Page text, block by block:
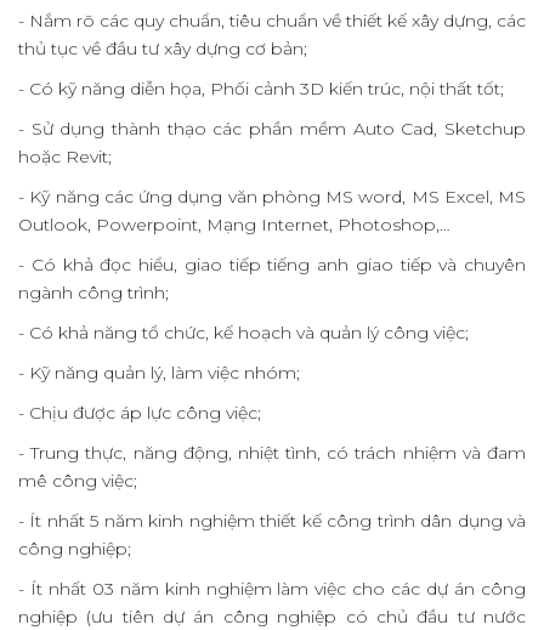
- Nắm rõ các quy chuẩn, tiêu chuẩn về thiết kế xây dựng, các
thủ tục về đầu tư xây dựng cơ bản;
- Có kỹ năng diễn họa, Phối cảnh 3D kiến trúc, nội thất tốt;
- Sử dụng thành thạo các phần mềm Auto Cad, Sketchup
hoặc Revit;
- Kỹ năng các ứng dụng văn phòng MS word, MS Excel, MS
Outlook, Powerpoint, Mạng Internet, Photoshop,…
- Có khả đọc hiểu, giao tiếp tiếng anh giao tiếp và chuyên
ngành công trình;
- Có khả năng tổ chức, kế hoạch và quản lý công việc;
- Kỹ năng quản lý, làm việc nhóm;
- Chịu được áp lực công việc;
- Trung thực, năng động, nhiệt tình, có trách nhiệm và đam
mê công việc;
- Ít nhất 5 năm kinh nghiệm thiết kế công trình dân dụng và
công nghiệp;
- Ít nhất 03 năm kinh nghiệm làm việc cho các dự án công
nghiệp (ưu tiên dự án công nghiệp có chủ đầu tư nước